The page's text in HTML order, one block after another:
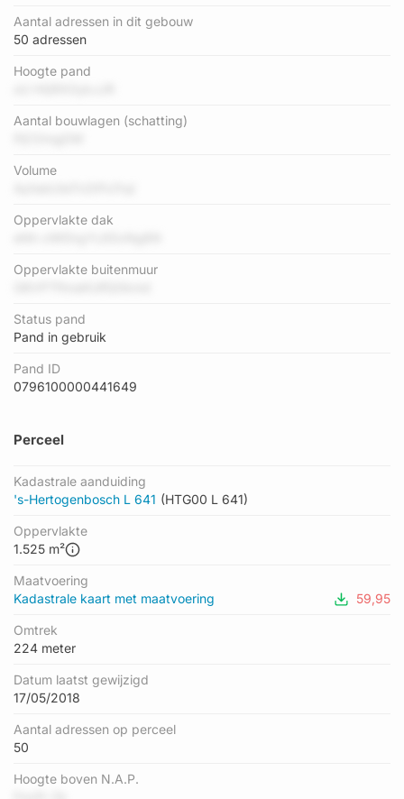
Aantal adressen in dit gebouw
50 adressen
Hoogte pand
Aantal bouwlagen (schatting)
Volume
Oppervlakte dak
Oppervlakte buitenmuur
Status pand
Pand in gebruik
Pand ID
0796100000441649
Perceel
Kadastrale aanduiding
's-Hertogenbosch L 641 (HTG00 L 641)
Oppervlakte
1.525 m²
Maatvoering
Kadastrale kaart met maatvoering
59,95
Omtrek
224 meter
Datum laatst gewijzigd
17/05/2018
Aantal adressen op perceel
50
Hoogte boven N.A.P.